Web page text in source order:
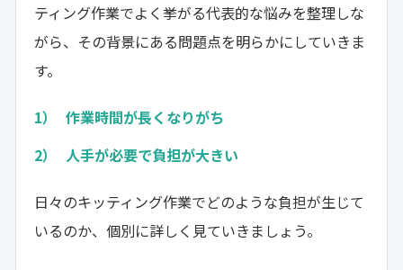
ティング作業でよく挙がる代表的な悩みを整理しな
がら、その背景にある問題点を明らかにしていきま
す。
作業時間が長くなりがち
人手が必要で負担が大きい
日々のキッティング作業でどのような負担が生じて
いるのか、個別に詳しく見ていきましょう。